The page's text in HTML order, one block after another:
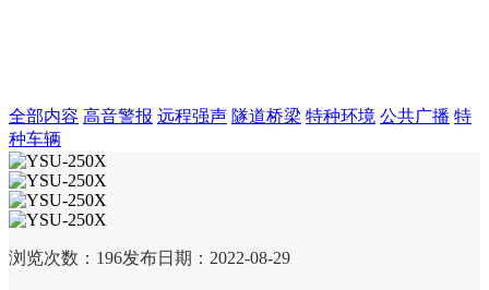
全部内容 高音警报 远程强声 隧道桥梁 特种环境 公共广播 特
种车辆
浏览次数： 196发布日期：2022-08-29